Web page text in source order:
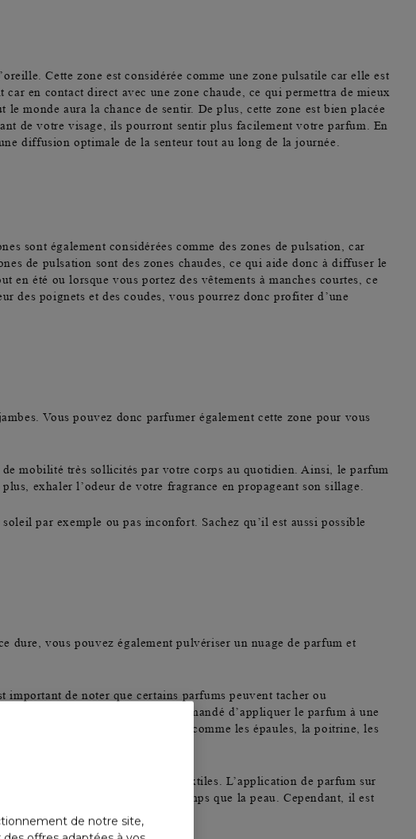
Cette zone est considérée comme une zone pulsatile car elle est
en contact direct avec une zone chaude, ce qui permettra de mieux
monde aura la chance de sentir. De plus, cette zone est bien placée
de votre visage, ils pourront sentir plus facilement votre parfum. En
diffusion optimale de la senteur tout au long de la journée.
sont également considérées comme des zones de pulsation, car
de pulsation sont des zones chaudes, ce qui aide donc à diffuser le
été ou lorsque vous portez des vêtements à manches courtes, ce
des poignets et des coudes, vous pourrez donc profiter d’une
Vous pouvez donc parfumer également cette zone pour vous
de mobilité très sollicités par votre corps au quotidien. Ainsi, le parfum
exhaler l’odeur de votre fragrance en propageant son sillage.
par exemple ou pas inconfort. Sachez qu’il est aussi possible
dure, vous pouvez également pulvériser un nuage de parfum et
important de noter que certains parfums peuvent tacher ou
, il est recommandé d’appliquer le parfum à une
peuvent se fixer facilement, comme les épaules, la poitrine, les
des décolorations sur les fibres textiles. L’application de parfum sur
molécules odorantes plus longtemps que la peau. Cependant, il est
de notre site,